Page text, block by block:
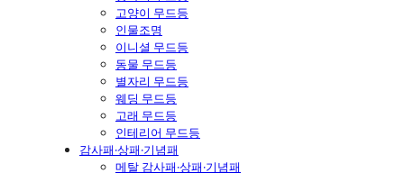
고양이 무드등
인물조명
이니셜 무드등
동물 무드등
별자리 무드등
웨딩 무드등
고래 무드등
인테리어 무드등
감사패·상패·기념패
메탈 감사패·상패·기념패